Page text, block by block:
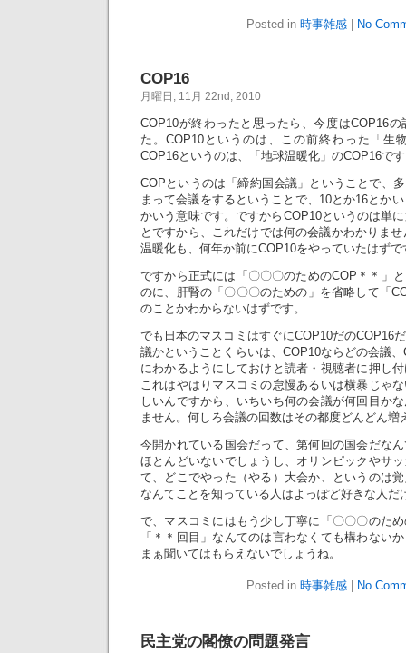
Posted in 時事雑感 No
COP16
月曜日, 11月 22nd, 2010
COP10が終わったと思ったら、今度はCOP16
た。COP10というのは、この前終わった「生
COP16というのは、「地球温暖化」のCOP16で
COPというのは「締約国会議」ということで、
まって会議をするということで、10とか16とか
かいう意味です。ですからCOP10というのは単
とですから、これだけでは何の会議かわかりま
温暖化も、何年か前にCOP10をやっていたはずで
ですから正式には「〇〇〇のためのCOP＊＊」
のに、肝腎の「〇〇〇のための」を省略して「
のことかわからないはずです。
でも日本のマスコミはすぐにCOP10だのCOP16
議かということくらいは、COP10ならどの会議
にわかるようにしておけと読者・視聴者に押し
これはやはりマスコミの怠慢あるいは横暴じゃ
しいんですから、いちいち何の会議が何回目か
ません。何しろ会議の回数はその都度どんどん増
今開かれている国会だって、第何回の国会だな
ほとんどいないでしょうし、オリンピックやサ
て、どこでやった（やる）大会か、というのは
なんてことを知っている人はよっぽど好きな人だ
で、マスコミにはもう少し丁寧に「〇〇〇のた
「＊＊回目」なんてのは言わなくても構わない
まぁ聞いてはもらえないでしょうね。
Posted in 時事雑感 No
民主党の閣僚の問題発言